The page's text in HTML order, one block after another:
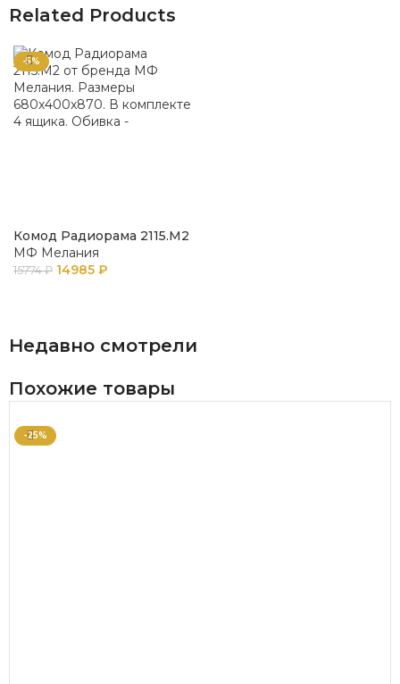
Related Products
-5%
Комод Радиорама 2115.М2
МФ Мелания
15774₽ 14985 ₽
Недавно смотрели
Похожие товары
-25%